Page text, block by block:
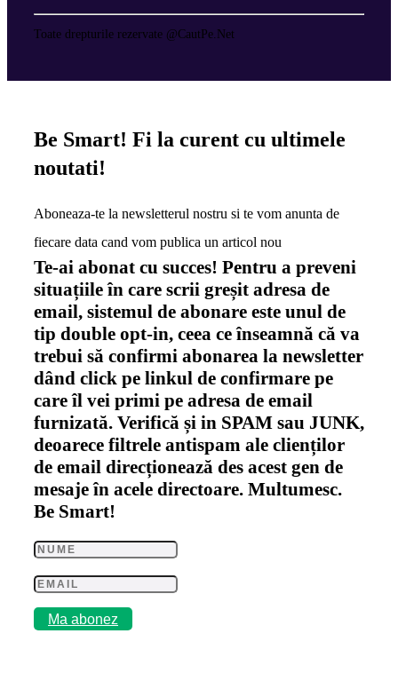
Toate drepturile rezervate @CautPe.Net
Be Smart! Fi la curent cu ultimele
noutati!
Aboneaza-te la newsletterul nostru si te vom anunta de
fiecare data cand vom publica un articol nou
Te-ai abonat cu succes! Pentru a preveni
situațiile în care scrii greșit adresa de
email, sistemul de abonare este unul de
tip double opt-in, ceea ce înseamnă că va
trebui să confirmi abonarea la newsletter
dând click pe linkul de confirmare pe
care îl vei primi pe adresa de email
furnizată. Verifică și in SPAM sau JUNK,
deoarece filtrele antispam ale clienților
de email direcționează des acest gen de
mesaje în acele directoare. Multumesc.
Be Smart!
Ma abonez